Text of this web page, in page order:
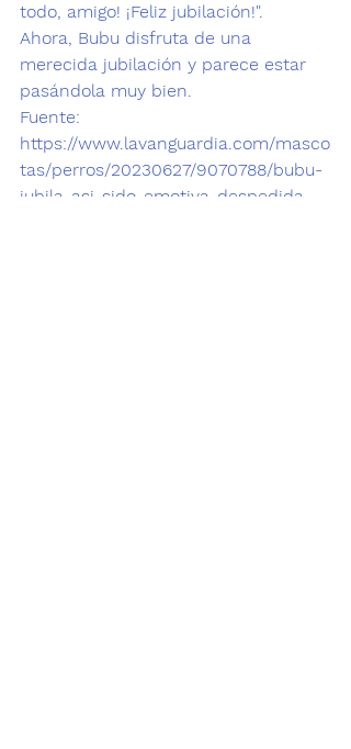
todo, amigo! ¡Feliz jubilación!".
Ahora, Bubu disfruta de una
merecida jubilación y parece estar
pasándola muy bien.
Fuente:
https://www.lavanguardia.com/masco
tas/perros/20230627/9070788/bubu-
jubila-asi-sido-emotiva-despedida-